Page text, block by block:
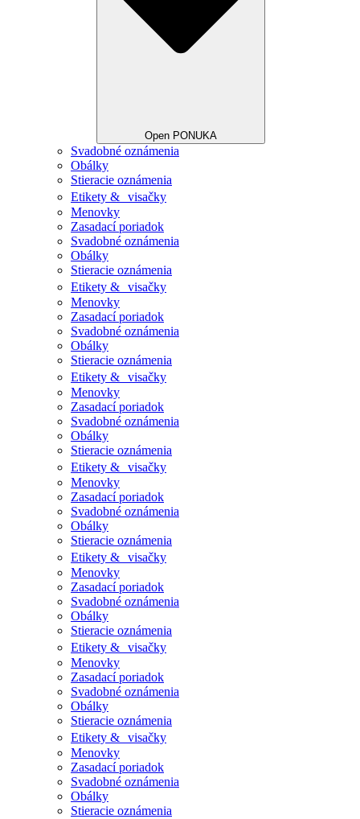
Open PONUKA
Svadobné oznámenia
Obálky
Stieracie oznámenia
Etikety & visačky
Menovky
Zasadací poriadok
Svadobné oznámenia
Obálky
Stieracie oznámenia
Etikety & visačky
Menovky
Zasadací poriadok
Svadobné oznámenia
Obálky
Stieracie oznámenia
Etikety & visačky
Menovky
Zasadací poriadok
Svadobné oznámenia
Obálky
Stieracie oznámenia
Etikety & visačky
Menovky
Zasadací poriadok
Svadobné oznámenia
Obálky
Stieracie oznámenia
Etikety & visačky
Menovky
Zasadací poriadok
Svadobné oznámenia
Obálky
Stieracie oznámenia
Etikety & visačky
Menovky
Zasadací poriadok
Svadobné oznámenia
Obálky
Stieracie oznámenia
Etikety & visačky
Menovky
Zasadací poriadok
Svadobné oznámenia
Obálky
Stieracie oznámenia